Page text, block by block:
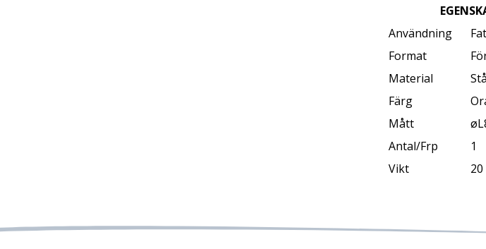
Användning
Format
Material
Färg
Mått
Antal/Frp
1
Vikt
20